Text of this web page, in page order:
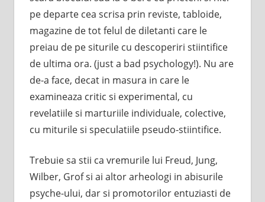
pe departe cea scrisa prin reviste, tabloide,
magazine de tot felul de diletanti care le
preiau de pe siturile cu descoperiri stiintifice
de ultima ora. (just a bad psychology!). Nu are
de-a face, decat in masura in care le
examineaza critic si experimental, cu
revelatiile si marturiile individuale, colective,
cu miturile si speculatiile pseudo-stiintifice.
Trebuie sa stii ca vremurile lui Freud, Jung,
Wilber, Grof si ai altor arheologi in abisurile
psyche-ului, dar si promotorilor entuziasti de